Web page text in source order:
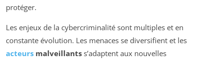
protéger.
Les enjeux de la cybercriminalité sont multiples et en
constante évolution. Les menaces se diversifient et les
acteurs malveillants s’adaptent aux nouvelles